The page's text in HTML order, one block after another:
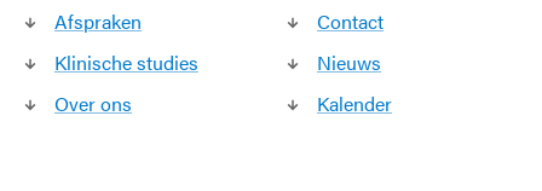
Afspraken
Klinische studies
Over ons
Contact
Nieuws
Kalender